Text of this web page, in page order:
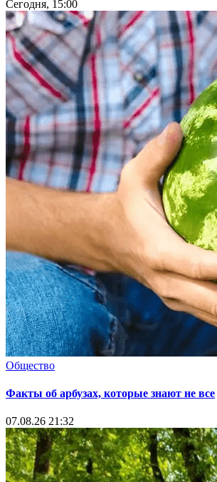
Сегодня, 15:00
Общество
Факты об арбузах, которые знают не все
07.08.26 21:32